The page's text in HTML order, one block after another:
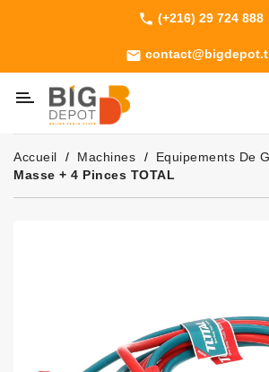
phone (+216) 29 724 888
email
Machines
Outillage
Jardinage
Consommables
Accueil Machines Equipements De
Masse + 4 Pinces TOTAL